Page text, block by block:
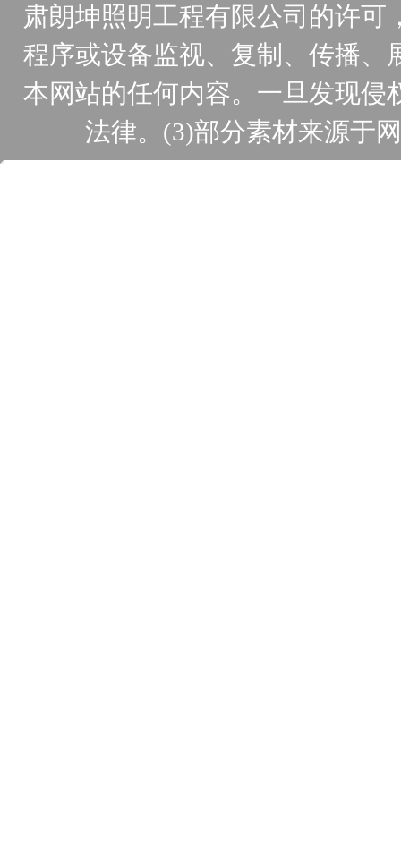
肃朗坤照明工程有限公司的许
程序或设备监视、复制、传播、
本网站的任何内容。一旦发现侵
法律。(3)部分素材来源于